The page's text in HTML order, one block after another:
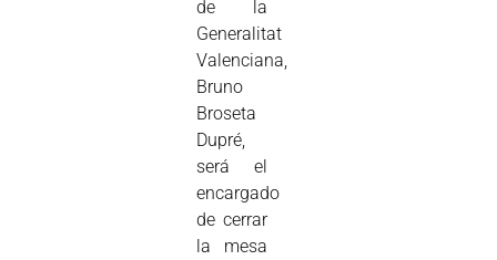
de la
Generalitat
Valenciana,
Bruno
Broseta
Dupré,
será el
encargado
de cerrar
la mesa